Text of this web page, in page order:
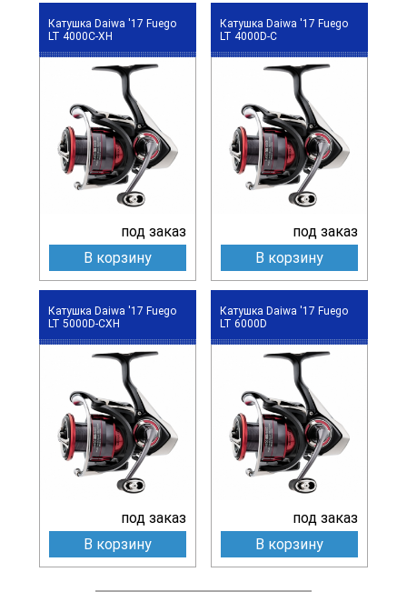
Катушка Daiwa '17 Fuego
LT 4000C-XH
под заказ
В корзину
Катушка Daiwa '17 Fuego
LT 4000D-C
под заказ
В корзину
Катушка Daiwa '17 Fuego
LT 5000D-CXH
под заказ
В корзину
Катушка Daiwa '17 Fuego
LT 6000D
под заказ
В корзину